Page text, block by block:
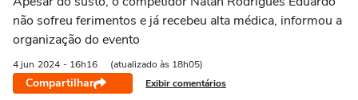
não sofreu ferimentos e já recebeu alta médica, informou a
organização do evento
4 jun 2024 - 16h16 (atualizado às 18h05)
Compartilhar Exibir comentários